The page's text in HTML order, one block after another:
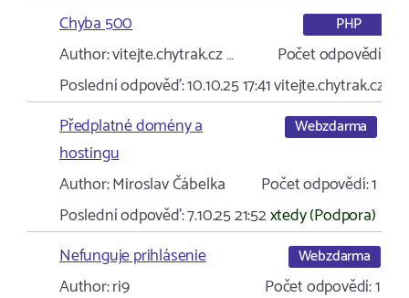
Chyba 500
PHP
Author:vitejte.chytrak.cz … Počet odpovědí:
Poslední odpověď:10.10.25 17:41vitejte.chytrak.cz …
Předplatné domény a
hostingu
Webzdarma
Author:Miroslav Čábelka Počet odpovědí:1
Poslední odpověď:7.10.25 21:52xtedy (Podpora)
Nefunguje prihlásenie
Webzdarma
Author:ri9 Počet odpovědí:1